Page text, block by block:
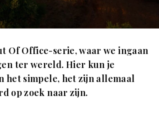
Of Office-serie, waar we ingaan
ter wereld. Hier kun je
het simpele, het zijn allemaal
op zoek naar zijn.